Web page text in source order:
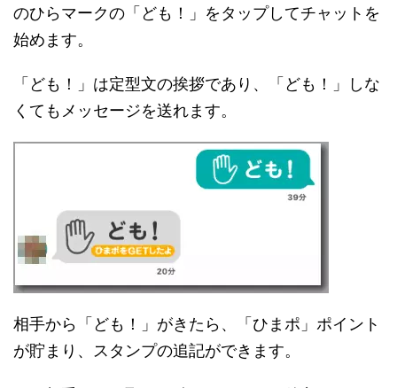
のひらマークの「ども！」をタップしてチャットを
始めます。
「ども！」は定型文の挨拶であり、「ども！」しな
くてもメッセージを送れます。
相手から「ども！」がきたら、「ひまポ」ポイント
が貯まり、スタンプの追記ができます。